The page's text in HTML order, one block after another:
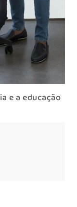
e a educação